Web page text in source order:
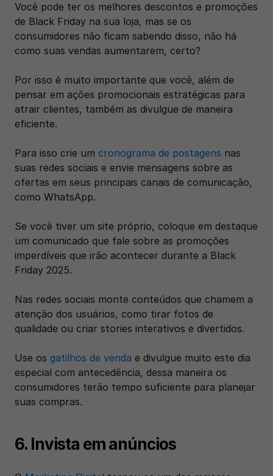
Você pode ter os melhores descontos e promoções
de Black Friday na sua loja, mas se os
consumidores não ficam sabendo disso, não há
como suas vendas aumentarem, certo?
Por isso é muito importante que você, além de
pensar em ações promocionais estratégicas para
atrair clientes, também as divulgue de maneira
eficiente.
Para isso crie um cronograma de postagens nas
suas redes sociais e envie mensagens sobre as
ofertas em seus principais canais de comunicação,
como WhatsApp.
Se você tiver um site próprio, coloque em destaque
um comunicado que fale sobre as promoções
imperdíveis que irão acontecer durante a Black
Friday 2025.
Nas redes sociais monte conteúdos que chamem a
atenção dos usuários, como tirar fotos de
qualidade ou criar stories interativos e divertidos.
Use os gatilhos de venda e divulgue muito este dia
especial com antecedência, dessa maneira os
consumidores terão tempo suficiente para planejar
suas compras.
6. Invista em anúncios